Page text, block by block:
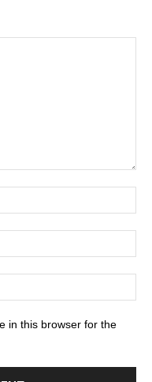
in this browser for the